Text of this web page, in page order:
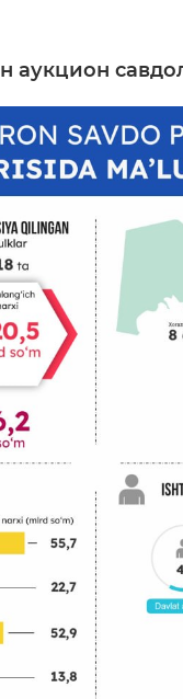
аукцион